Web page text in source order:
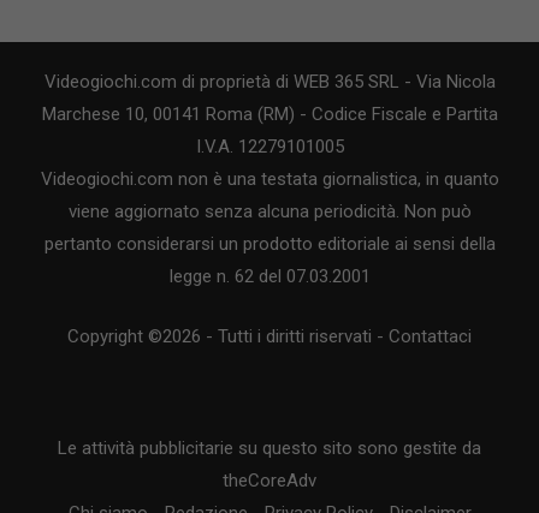
Videogiochi.com di proprietà di WEB 365 SRL - Via Nicola
Marchese 10, 00141 Roma (RM) - Codice Fiscale e Partita
I.V.A. 12279101005
Videogiochi.com non è una testata giornalistica, in quanto
viene aggiornato senza alcuna periodicità. Non può
pertanto considerarsi un prodotto editoriale ai sensi della
legge n. 62 del 07.03.2001
Copyright ©2026 - Tutti i diritti riservati - Contattaci
Le attività pubblicitarie su questo sito sono gestite da
theCoreAdv